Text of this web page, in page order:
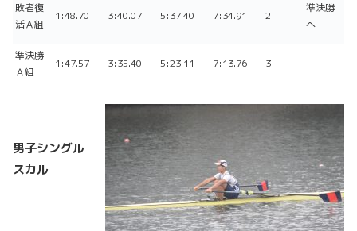
敗者復
活Ａ組
1:48.70 3:40.07 5:37.40 7:34.91 2
準決勝
へ
準決勝
Ａ組
1:47.57 3:35.40 5:23.11 7:13.76 3
男子シングル
スカル